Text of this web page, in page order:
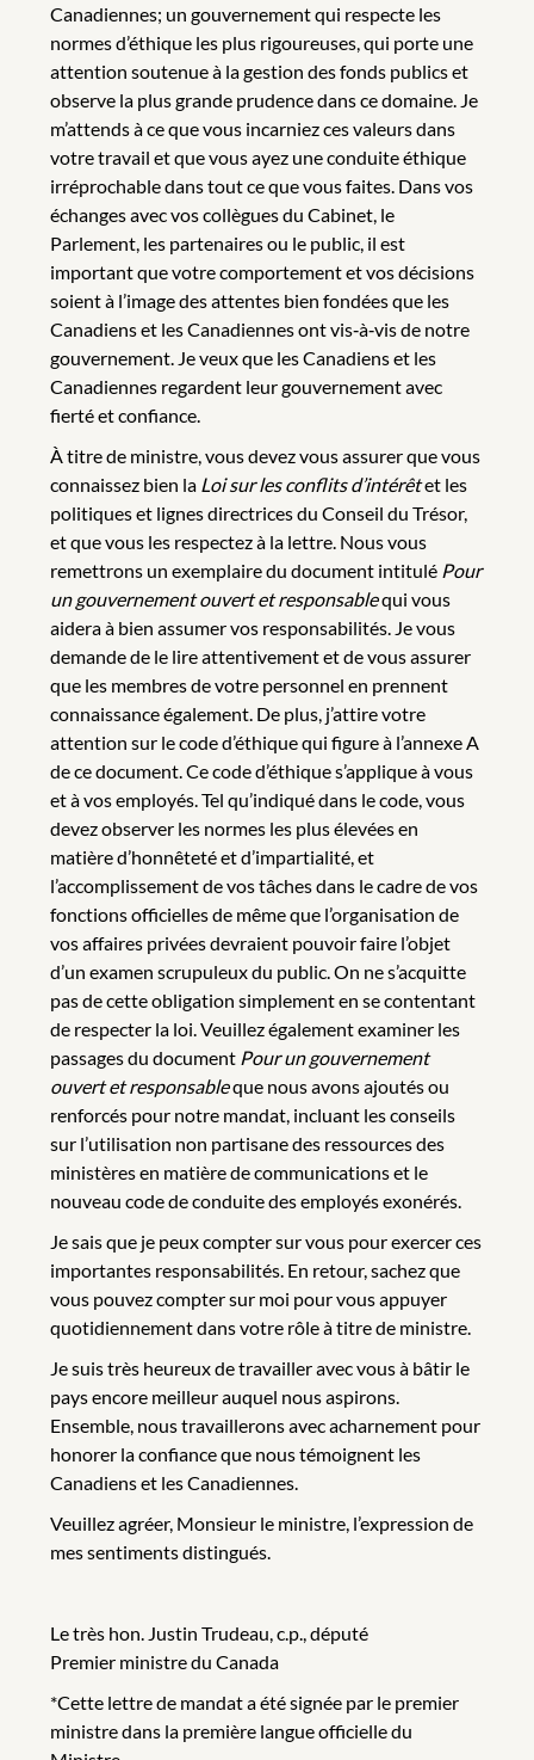
Canadiennes; un gouvernement qui respecte les
normes d’éthique les plus rigoureuses, qui porte une
attention soutenue à la gestion des fonds publics et
observe la plus grande prudence dans ce domaine. Je
m’attends à ce que vous incarniez ces valeurs dans
votre travail et que vous ayez une conduite éthique
irréprochable dans tout ce que vous faites. Dans vos
échanges avec vos collègues du Cabinet, le
Parlement, les partenaires ou le public, il est
important que votre comportement et vos décisions
soient à l’image des attentes bien fondées que les
Canadiens et les Canadiennes ont vis‑à‑vis de notre
gouvernement. Je veux que les Canadiens et les
Canadiennes regardent leur gouvernement avec
fierté et confiance.
À titre de ministre, vous devez vous assurer que vous
connaissez bien la Loi sur les conflits d’intérêtet les
politiques et lignes directrices du Conseil du Trésor,
et que vous les respectez à la lettre. Nous vous
remettrons un exemplaire du document intitulé Pour
un gouvernement ouvert et responsablequi vous
aidera à bien assumer vos responsabilités. Je vous
demande de le lire attentivement et de vous assurer
que les membres de votre personnel en prennent
connaissance également. De plus, j’attire votre
attention sur le code d’éthique qui figure à l’annexe A
de ce document. Ce code d’éthique s’applique à vous
et à vos employés. Tel qu’indiqué dans le code, vous
devez observer les normes les plus élevées en
matière d’honnêteté et d’impartialité, et
l’accomplissement de vos tâches dans le cadre de vos
fonctions officielles de même que l’organisation de
vos affaires privées devraient pouvoir faire l’objet
d’un examen scrupuleux du public. On ne s’acquitte
pas de cette obligation simplement en se contentant
de respecter la loi. Veuillez également examiner les
passages du document Pour un gouvernement
ouvert et responsableque nous avons ajoutés ou
renforcés pour notre mandat, incluant les conseils
sur l’utilisation non partisane des ressources des
ministères en matière de communications et le
nouveau code de conduite des employés exonérés.
Je sais que je peux compter sur vous pour exercer ces
importantes responsabilités. En retour, sachez que
vous pouvez compter sur moi pour vous appuyer
quotidiennement dans votre rôle à titre de ministre.
Je suis très heureux de travailler avec vous à bâtir le
pays encore meilleur auquel nous aspirons.
Ensemble, nous travaillerons avec acharnement pour
honorer la confiance que nous témoignent les
Canadiens et les Canadiennes.
Veuillez agréer, Monsieur le ministre, l’expression de
mes sentiments distingués.
Le très hon. Justin Trudeau, c.p., député
Premier ministre du Canada
*Cette lettre de mandat a été signée par le premier
ministre dans la première langue officielle du